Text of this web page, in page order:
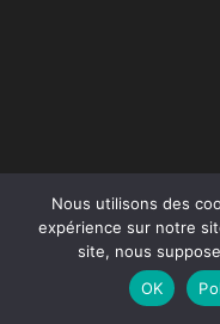
Nous utilisons des
expérience sur notre
site, nous
OK